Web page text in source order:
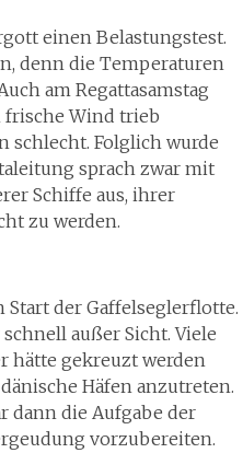
einen Belastungstest.
denn die Temperaturen
am Regattasamstag
frische Wind trieb
schlecht. Folglich wurde
sprach zwar mit
Schiffe aus, ihrer
zu werden.
der Gaffelseglerflotte.
außer Sicht. Viele
hätte gekreuzt werden
Häfen anzutreten.
dann die Aufgabe der
vorzubereiten.